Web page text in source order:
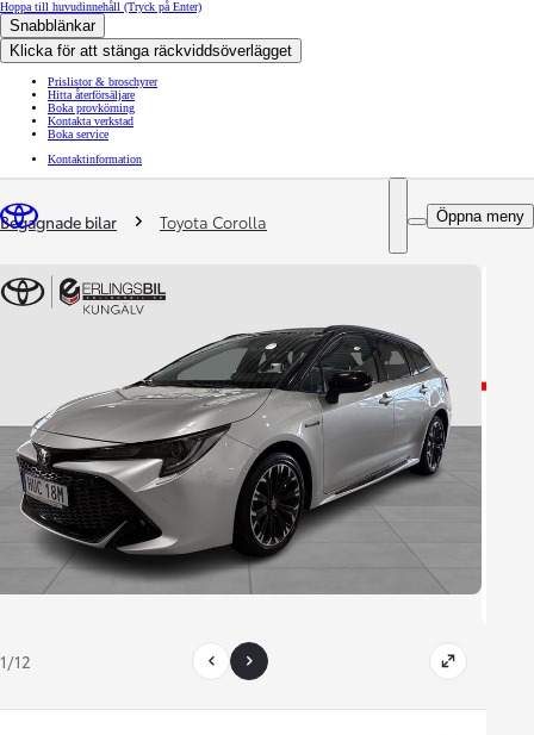
Hoppa till huvudinnehåll (Tryck på Enter)
Snabblänkar
Klicka för att stänga räckviddsöverlägget
Prislistor & broschyrer
Hitta återförsäljare
Boka provkörning
Kontakta verkstad
Boka service
Kontaktinformation
Öppna meny
You are here
Begagnade bilar Toyota Corolla
1/12